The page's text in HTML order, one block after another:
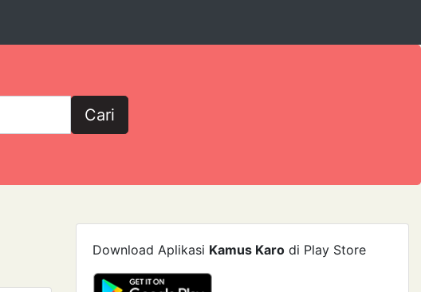
Cari
Download Aplikasi Kamus Karo di Play Store